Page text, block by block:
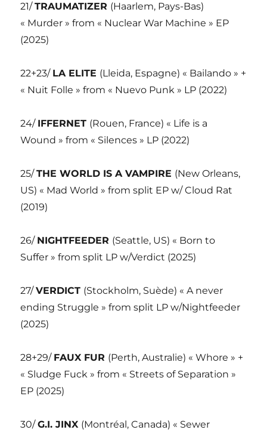
21/TRAUMATIZER (Haarlem, Pays-Bas)
« Murder » from « Nuclear War Machine » EP
(2025)
22+23/ LA ELITE (Lleida, Espagne) « Bailando » +
« Nuit Folle » from « Nuevo Punk » LP (2022)
24/ IFFERNET (Rouen, France) « Life is a
Wound » from « Silences » LP (2022)
25/THE WORLD IS A VAMPIRE (New Orleans,
US) « Mad World » from split EP w/ Cloud Rat
(2019)
26/ NIGHTFEEDER (Seattle, US) « Born to
Suffer » from split LP w/Verdict (2025)
27/VERDICT (Stockholm, Suède) « A never
ending Struggle » from split LP w/Nightfeeder
(2025)
28+29/ FAUX FUR (Perth, Australie) « Whore » +
« Sludge Fuck » from « Streets of Separation »
EP (2025)
30/G.I. JINX (Montréal, Canada) « Sewer